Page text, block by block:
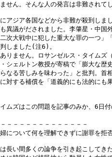
せん。そんな人の発言は非難されて
ジア各国などから非難が殺到しま
異議がだされました。李肇星・中国
次大戦中に犯した重大な罪の一つ」
しました(注6)。
ません。ロサンゼルス・タイムズ
シェルトン教授が寄稿で「膨大な歴
なる苦しみを味わった」と批判。首
対する補償を「道義的にも法的にも
ズはこの問題を記事のみか、6日付
－－－－－－－－－－
について何を理解できずに謝罪を拒
長い間多くの論争を引き起こしてき